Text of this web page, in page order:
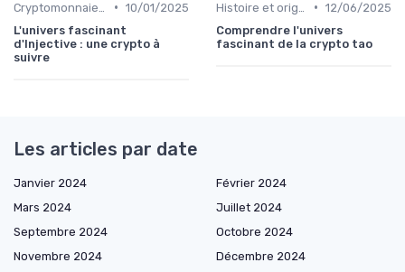
• 10/01/2025
L'univers fascinant
d'Injective : une crypto à
suivre
• 12/06/2025
Comprendre l'univers
fascinant de la crypto tao
Les articles par date
Janvier 2024
Février 2024
Mars 2024
Juillet 2024
Septembre 2024
Octobre 2024
Novembre 2024
Décembre 2024